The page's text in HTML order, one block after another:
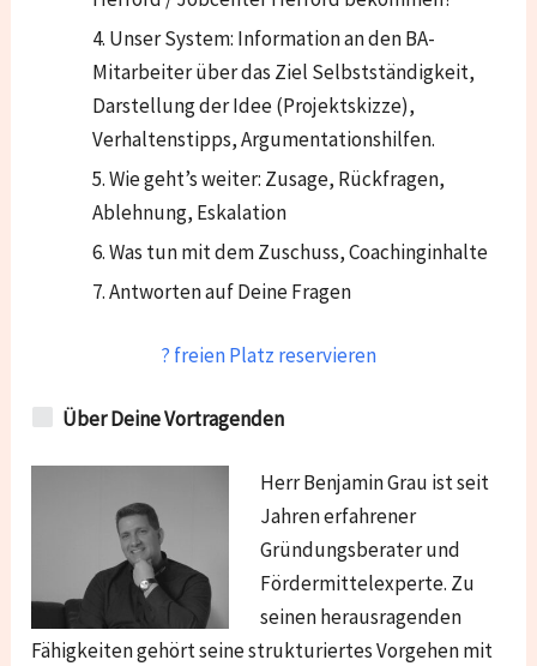
Unser System: Information an den BA-
Mitarbeiter über das Ziel Selbstständigkeit,
Darstellung der Idee (Projektskizze),
Verhaltenstipps, Argumentationshilfen.
Wie geht’s weiter: Zusage, Rückfragen,
Ablehnung, Eskalation
Was tun mit dem Zuschuss, Coachinginhalte
Antworten auf Deine Fragen
? freien Platz reservieren
Über Deine Vortragenden
Herr Benjamin Grau ist seit
Jahren erfahrener
Gründungsberater und
Fördermittelexperte. Zu
seinen herausragenden
Fähigkeiten gehört seine strukturiertes Vorgehen mit